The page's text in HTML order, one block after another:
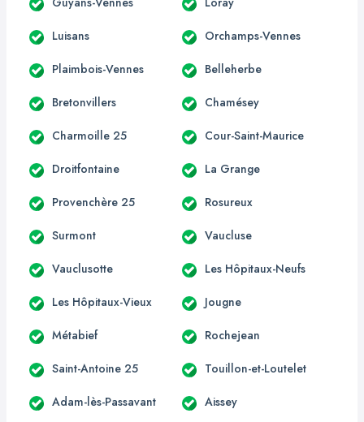
Luisans Orchamps-Vennes
Plaimbois-Vennes Belleherbe
Bretonvillers Chamésey
Charmoille 25 Cour-Saint-Maurice
Droitfontaine La Grange
Provenchère 25 Rosureux
Surmont Vaucluse
Vauclusotte Les Hôpitaux-Neufs
Les Hôpitaux-Vieux Jougne
Métabief Rochejean
Saint-Antoine 25 Touillon-et-Loutelet
Adam-lès-Passavant Aissey